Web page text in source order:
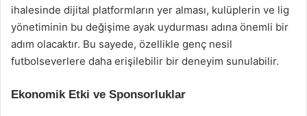
ihalesinde dijital platformların yer alması, kulüplerin ve lig
yönetiminin bu değişime ayak uydurması adına önemli bir
adım olacaktır. Bu sayede, özellikle genç nesil
futbolseverlere daha erişilebilir bir deneyim sunulabilir.
Ekonomik Etki ve Sponsorluklar